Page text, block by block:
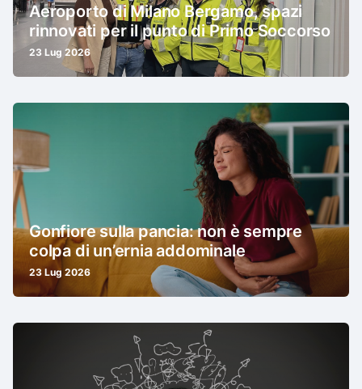
Aeroporto di Milano Bergamo, spazi
rinnovati per il punto di Primo Soccorso
23 Lug 2026
Gonfiore sulla pancia: non è sempre
colpa di un’ernia addominale
23 Lug 2026